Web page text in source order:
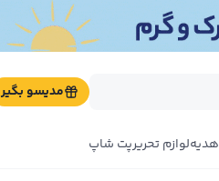
مدیسو بگیر
هدیهلوازم تحریرپت شاپ